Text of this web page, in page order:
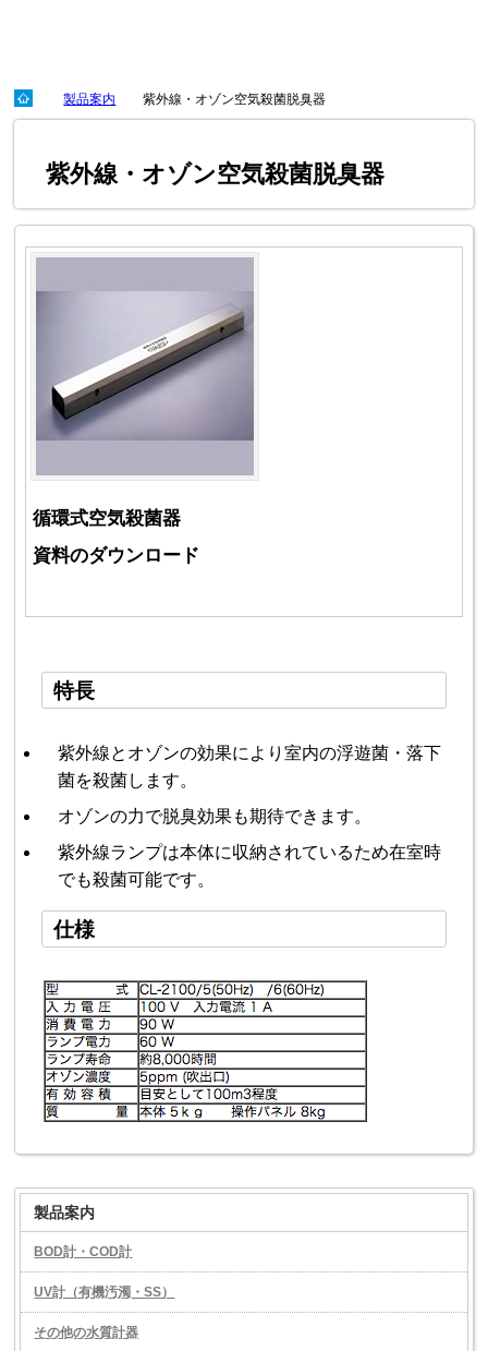
製品案内 紫外線・オゾン空気殺菌脱臭器
紫外線・オゾン空気殺菌脱臭器
循環式空気殺菌器
資料のダウンロード
特長
紫外線とオゾンの効果により室内の浮遊菌・落下
菌を殺菌します。
オゾンの力で脱臭効果も期待できます。
紫外線ランプは本体に収納されているため在室時
でも殺菌可能です。
仕様
製品案内
BOD計・COD計
UV計（有機汚濁・SS）
その他の水質計器